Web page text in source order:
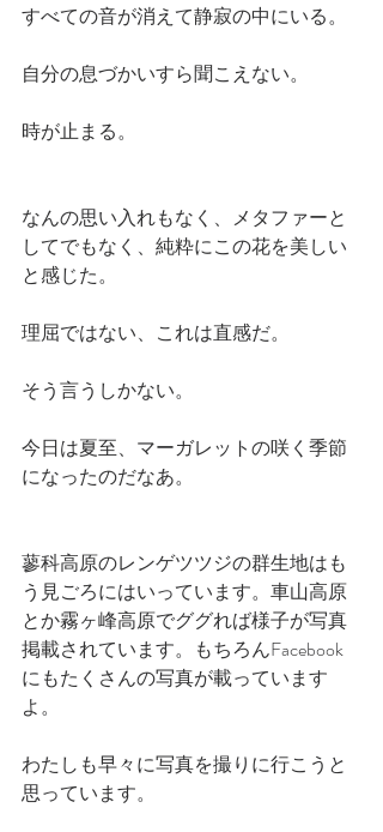
すべての音が消えて静寂の中にいる。
自分の息づかいすら聞こえない。
時が止まる。
なんの思い入れもなく、メタファーと
してでもなく、純粋にこの花を美しい
と感じた。
理屈ではない、これは直感だ。
そう言うしかない。
今日は夏至、マーガレットの咲く季節
になったのだなあ。
蓼科高原のレンゲツツジの群生地はも
う見ごろにはいっています。車山高原
とか霧ヶ峰高原でググれば様子が写真
掲載されています。もちろんFacebook
にもたくさんの写真が載っています
よ。
わたしも早々に写真を撮りに行こうと
思っています。